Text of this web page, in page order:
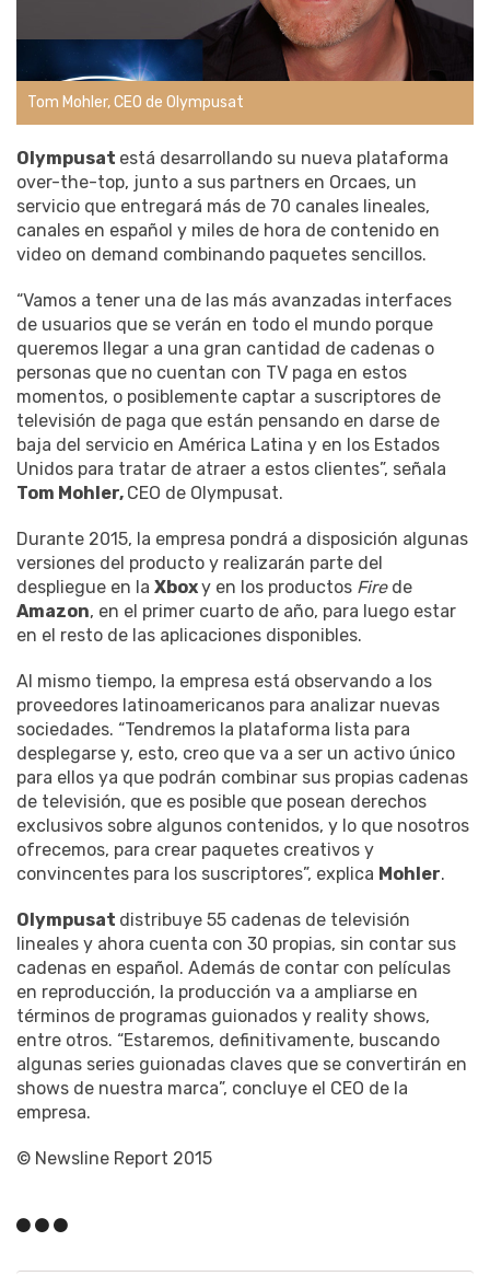
Tom Mohler, CEO de Olympusat
Olympusat está desarrollando su nueva plataforma
over-the-top, junto a sus partners en Orcaes, un
servicio que entregará más de 70 canales lineales,
canales en español y miles de hora de contenido en
video on demand combinando paquetes sencillos.
“Vamos a tener una de las más avanzadas interfaces
de usuarios que se verán en todo el mundo porque
queremos llegar a una gran cantidad de cadenas o
personas que no cuentan con TV paga en estos
momentos, o posiblemente captar a suscriptores de
televisión de paga que están pensando en darse de
baja del servicio en América Latina y en los Estados
Unidos para tratar de atraer a estos clientes”, señala
Tom Mohler, CEO de Olympusat.
Durante 2015, la empresa pondrá a disposición algunas
versiones del producto y realizarán parte del
despliegue en la Xboxy en los productos Firede
Amazon, en el primer cuarto de año, para luego estar
en el resto de las aplicaciones disponibles.
Al mismo tiempo, la empresa está observando a los
proveedores latinoamericanos para analizar nuevas
sociedades. “Tendremos la plataforma lista para
desplegarse y, esto, creo que va a ser un activo único
para ellos ya que podrán combinar sus propias cadenas
de televisión, que es posible que posean derechos
exclusivos sobre algunos contenidos, y lo que nosotros
ofrecemos, para crear paquetes creativos y
convincentes para los suscriptores”, explica Mohler.
Olympusat distribuye 55 cadenas de televisión
lineales y ahora cuenta con 30 propias, sin contar sus
cadenas en español. Además de contar con películas
en reproducción, la producción va a ampliarse en
términos de programas guionados y reality shows,
entre otros. “Estaremos, definitivamente, buscando
algunas series guionadas claves que se convertirán en
shows de nuestra marca”, concluye el CEO de la
empresa.
© Newsline Report 2015